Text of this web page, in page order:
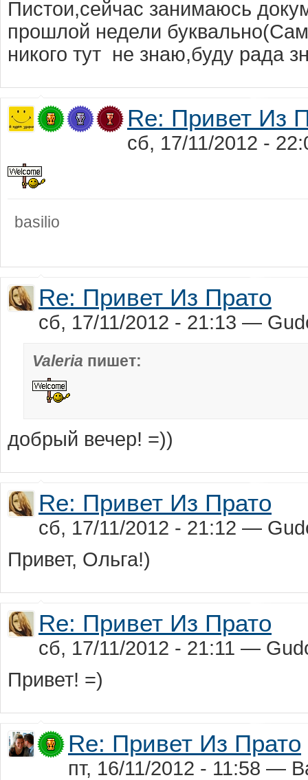
Пистои,сейчас занимаюсь
прошлой недели
никого тут не знаю,буду рада
Re: Привет Из
сб, 17/11/2012 -
basilio
Re: Привет Из Прато
сб, 17/11/2012 - 21:13 —
Valeria пишет:
добрый вечер! =))
Re: Привет Из Прато
сб, 17/11/2012 - 21:12 —
Привет, Ольга!)
Re: Привет Из Прато
сб, 17/11/2012 - 21:11 —
Привет! =)
Re: Привет Из Прато
пт, 16/11/2012 - 11:58 —